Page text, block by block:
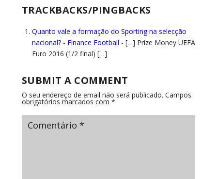
TRACKBACKS/PINGBACKS
Quanto vale a formação do Sporting na selecção
nacional? - Finance Football - […] Prize Money UEFA
Euro 2016 (1/2 final) […]
SUBMIT A COMMENT
O seu endereço de email não será publicado. Campos
obrigatórios marcados com *